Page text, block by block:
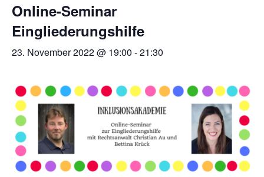
Online-Seminar
Eingliederungshilfe
23. November 2022 @ 19:00 -21:30